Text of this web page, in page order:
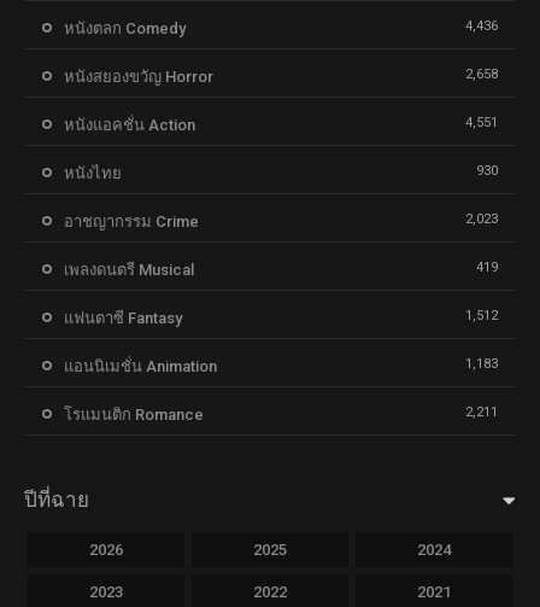
หนังตลก Comedy 4,436
หนังสยองขวัญ Horror 2,658
หนังแอคชั่น Action 4,551
หนังไทย 930
อาชญากรรม Crime 2,023
เพลงดนตรี Musical 419
แฟนตาซี Fantasy 1,512
แอนนิเมชั่น Animation 1,183
โรแมนติก Romance 2,211
ปีที่ฉาย
2026 2025 2024
2023 2022 2021